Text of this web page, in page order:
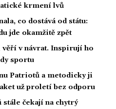
krmení lvů
co dostává od státu:
jde okamžitě zpět
v návrat. Inspirují ho
sportu
Patriotů a metodicky ji
už proletí bez odporu
stále čekají na chytrý